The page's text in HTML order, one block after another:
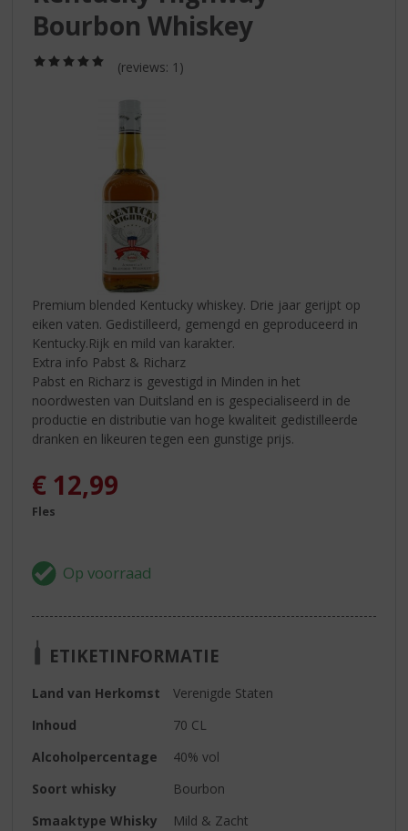
Bourbon Whiskey
/
(reviews: 1)
Premium blended Kentucky whiskey. Drie jaar gerijpt op
eiken vaten. Gedistilleerd, gemengd en geproduceerd in
Kentucky.Rijk en mild van karakter.
Extra info Pabst & Richarz
Pabst en Richarz is gevestigd in Minden in het
noordwesten van Duitsland en is gespecialiseerd in de
productie en distributie van hoge kwaliteit gedistilleerde
dranken en likeuren tegen een gunstige prijs.
€ 12,99
Fles
ETIKETINFORMATIE
Land van Herkomst
Verenigde Staten
Inhoud
70 CL
Alcoholpercentage
40% vol
Soort whisky
Bourbon
Smaaktype Whisky
Mild & Zacht